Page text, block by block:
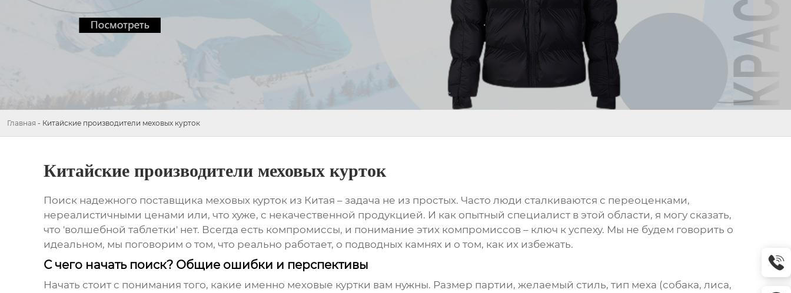
Главная - Китайские производители меховых курток
Китайские производители меховых курток
Поиск надежного поставщика меховых куртокиз Китая – задача не из простых. Часто люди сталкиваются с переоценками,
нереалистичными ценами или, что хуже, с некачественной продукцией. И как опытный специалист в этой области, я могу сказать,
что 'волшебной таблетки' нет. Всегда есть компромиссы, и понимание этих компромиссов – ключ к успеху. Мы не будем говорить о
идеальном, мы поговорим о том, что реально работает, о подводных камнях и о том, как их избежать.
С чего начать поиск? Общие ошибки и перспективы
Начать стоит с понимания того, какие именно меховые куртки вам нужны. Размер партии, желаемый стиль, тип меха (собака, лиса,